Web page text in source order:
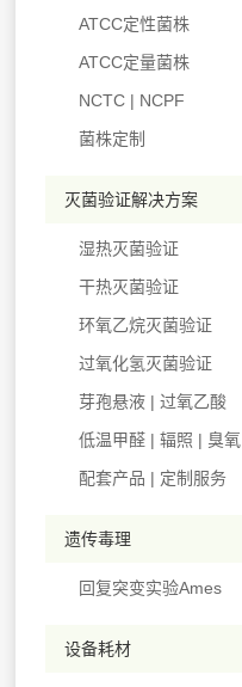
ATCC定性菌株
ATCC定量菌株
NCTC | NCPF
菌株定制
灭菌验证解决方案
湿热灭菌验证
干热灭菌验证
环氧乙烷灭菌验证
过氧化氢灭菌验证
芽孢悬液 | 过氧乙酸
低温甲醛 | 辐照 | 臭氧
配套产品 | 定制服务
遗传毒理
回复突变实验Ames
设备耗材